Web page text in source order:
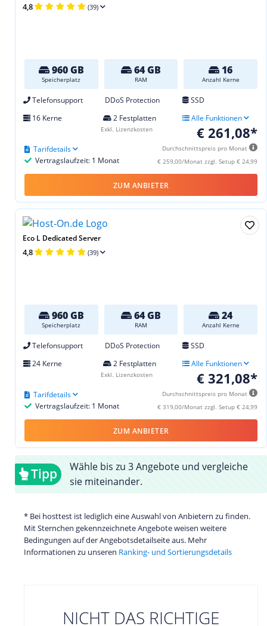
4,8 (39)
960 GB
Speicherplatz
64 GB
RAM
16
Anzahl Kerne
Telefonsupport DDoS Protection
SSD
16 Kerne
2 Festplatten Alle Funktionen
€ 261,08*
Durchschnittspreis pro Monat
€ 259,00/Monat zzgl. Setup € 24,99
Vertragslaufzeit: 1 Monat
Tarifdetails
Exkl. Lizenzkosten
ZUM ANBIETER
Eco L Dedicated Server
4,8 (39)
960 GB
Speicherplatz
64 GB
RAM
24
Anzahl Kerne
Telefonsupport DDoS Protection
SSD
24 Kerne
2 Festplatten Alle Funktionen
€ 321,08*
Durchschnittspreis pro Monat
€ 319,00/Monat zzgl. Setup € 24,99
Vertragslaufzeit: 1 Monat
Tarifdetails
Exkl. Lizenzkosten
ZUM ANBIETER
Tipp
Wähle bis zu 3 Angebote und vergleiche
sie miteinander.
* Bei hosttest ist lediglich eine Auswahl von Anbietern zu finden.
Mit Sternchen gekennzeichnete Angebote weisen weitere
Bedingungen auf der Angebotsdetailseite aus. Mehr
Informationen zu unseren Ranking- und Sortierungsdetails
NICHT DAS RICHTIGE